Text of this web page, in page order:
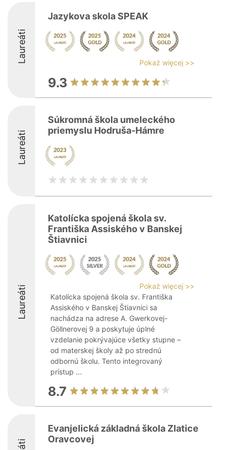
Laureáti
Jazykova skola SPEAK
Pokaż więcej >>
9.3
Laureáti
Súkromná škola umeleckého
priemyslu Hodruša-Hámre
Laureáti
Katolícka spojená škola sv.
Františka Assiského v Banskej
Štiavnici
Pokaż więcej >>
Katolícka spojená škola sv. Františka
Assiského v Banskej Štiavnici sa
nachádza na adrese A. Gwerkovej-
Göllnerovej 9 a poskytuje úplné
vzdelanie pokrývajúce všetky stupne –
od materskej školy až po strednú
odbornú školu. Tento integrovaný
prístup ...
8.7
Evanjelická základná škola Zlatice
Oravcovej